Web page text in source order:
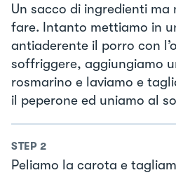
Un sacco di ingredienti ma
fare. Intanto mettiamo in
antiaderente il porro con
soffriggere, aggiungiamo
rosmarino e laviamo e
il peperone ed uniamo al
STEP 2
Peliamo la carota e